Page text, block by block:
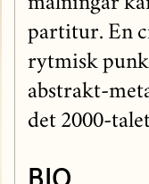
målningar
partitur. En
rytmisk
abstrakt-
det 2000-